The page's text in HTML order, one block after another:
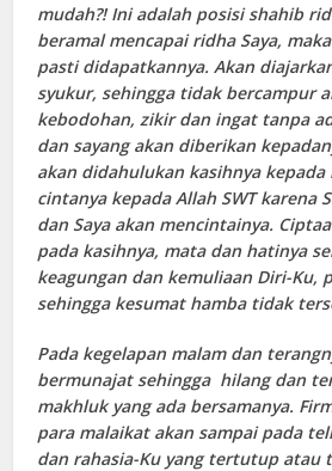
mudah?! Ini adalah posisi shahib
beramal mencapai ridha Saya,
pasti didapatkannya. Akan
syukur, sehingga tidak bercampur
kebodohan, zikir dan ingat tanpa
dan sayang akan diberikan
akan didahulukan kasihnya
cintanya kepada Allah SWT karena
dan Saya akan mencintainya.
pada kasihnya, mata dan hatinya
keagungan dan kemuliaan Diri-Ku,
sehingga kesumat hamba tidak
Pada kegelapan malam dan
bermunajat sehingga hilang dan
makhluk yang ada bersamanya.
para malaikat akan sampai pada
dan rahasia-Ku yang tertutup atau